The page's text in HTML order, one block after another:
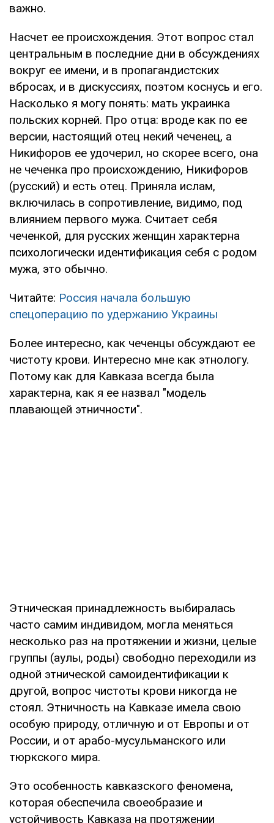
важно.
Насчет ее происхождения. Этот вопрос стал
центральным в последние дни в обсуждениях
вокруг ее имени, и в пропагандистских
вбросах, и в дискуссиях, поэтом коснусь и его.
Насколько я могу понять: мать украинка
польских корней. Про отца: вроде как по ее
версии, настоящий отец некий чеченец, а
Никифоров ее удочерил, но скорее всего, она
не чеченка про происхождению, Никифоров
(русский) и есть отец. Приняла ислам,
включилась в сопротивление, видимо, под
влиянием первого мужа. Считает себя
чеченкой, для русских женщин характерна
психологически идентификация себя с родом
мужа, это обычно.
Читайте: Россия начала большую
спецоперацию по удержанию Украины
Более интересно, как чеченцы обсуждают ее
чистоту крови. Интересно мне как этнологу.
Потому как для Кавказа всегда была
характерна, как я ее назвал "модель
плавающей этничности".
Этническая принадлежность выбиралась
часто самим индивидом, могла меняться
несколько раз на протяжении и жизни, целые
группы (аулы, роды) свободно переходили из
одной этнической самоидентификации к
другой, вопрос чистоты крови никогда не
стоял. Этничность на Кавказе имела свою
особую природу, отличную и от Европы и от
России, и от арабо-мусульманского или
тюркского мира.
Это особенность кавказского феномена,
которая обеспечила своеобразие и
устойчивость Кавказа на протяжении